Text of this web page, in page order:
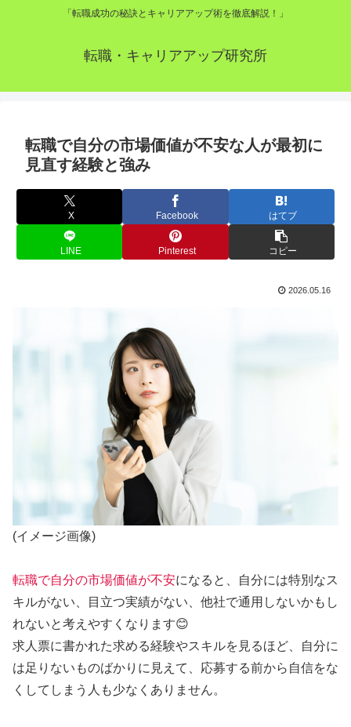
「転職成功の秘訣とキャリアアップ術を徹底解説！」
転職・キャリアアップ研究所
転職で自分の市場価値が不安な人が最初に
見直す経験と強み
X Facebook はてブ
LINE Pinterest コピー
2026.05.16
(イメージ画像)
転職で自分の市場価値が不安になると、自分には特別なス
キルがない、目立つ実績がない、他社で通用しないかもし
れないと考えやすくなります😊
求人票に書かれた求める経験やスキルを見るほど、自分に
は足りないものばかりに見えて、応募する前から自信をな
くしてしまう人も少なくありません。